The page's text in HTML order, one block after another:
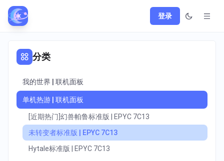
登录
分类
我的世界 | 联机面板
单机热游 | 联机面板
[近期热门]幻兽帕鲁标准版 | EPYC 7C13
未转变者标准版 | EPYC 7C13
Hytale标准版 | EPYC 7C13